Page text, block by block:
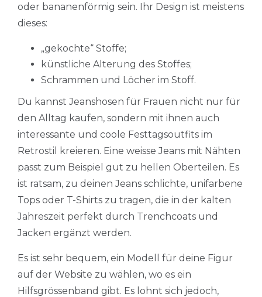
oder bananenförmig sein. Ihr Design ist meistens
dieses:
„gekochte“ Stoffe;
künstliche Alterung des Stoffes;
Schrammen und Löcher im Stoff.
Du kannst Jeanshosen für Frauen nicht nur für
den Alltag kaufen, sondern mit ihnen auch
interessante und coole Festtagsoutfits im
Retrostil kreieren. Eine weisse Jeans mit Nähten
passt zum Beispiel gut zu hellen Oberteilen. Es
ist ratsam, zu deinen Jeans schlichte, unifarbene
Tops oder T-Shirts zu tragen, die in der kalten
Jahreszeit perfekt durch Trenchcoats und
Jacken ergänzt werden.
Es ist sehr bequem, ein Modell für deine Figur
auf der Website zu wählen, wo es ein
Hilfsgrössenband gibt. Es lohnt sich jedoch,